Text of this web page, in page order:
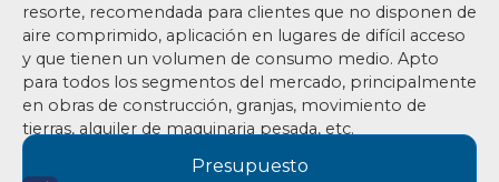
resorte, recomendada para clientes que no disponen de
aire comprimido, aplicación en lugares de difícil acceso
y que tienen un volumen de consumo medio. Apto
para todos los segmentos del mercado, principalmente
en obras de construcción, granjas, movimiento de
tierras, alquiler de maquinaria pesada, etc.
Presupuesto